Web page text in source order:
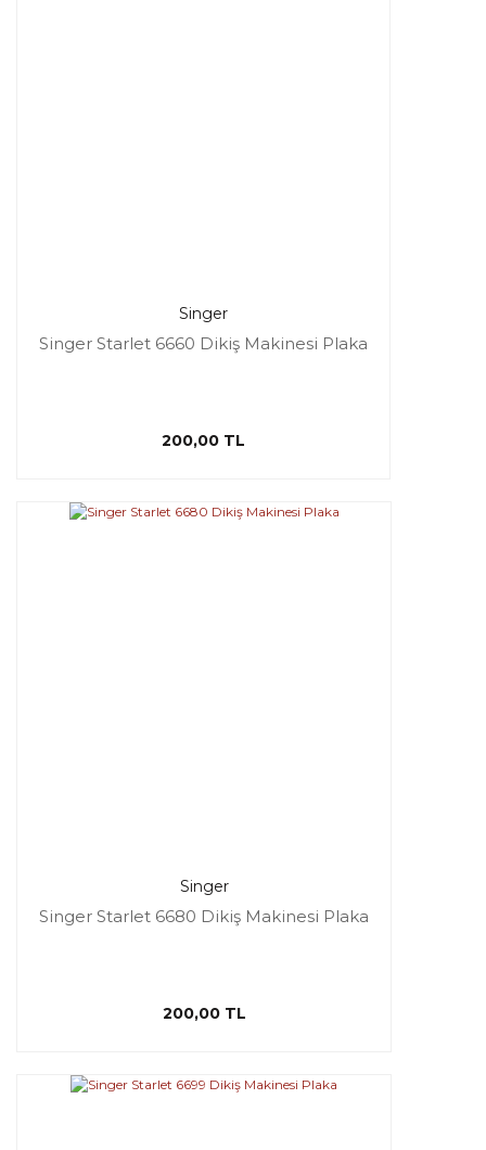
Singer
Singer Starlet 6660 Dikiş Makinesi Plaka
200,00 TL
Singer
Singer Starlet 6680 Dikiş Makinesi Plaka
200,00 TL